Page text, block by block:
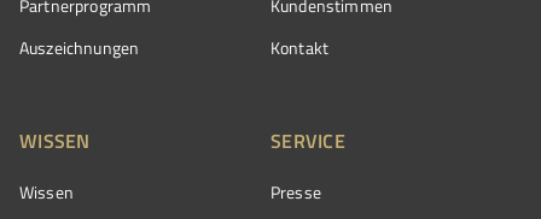
Partnerprogramm
Auszeichnungen
Kundenstimmen
Kontakt
WISSEN
Wissen
SERVICE
Presse